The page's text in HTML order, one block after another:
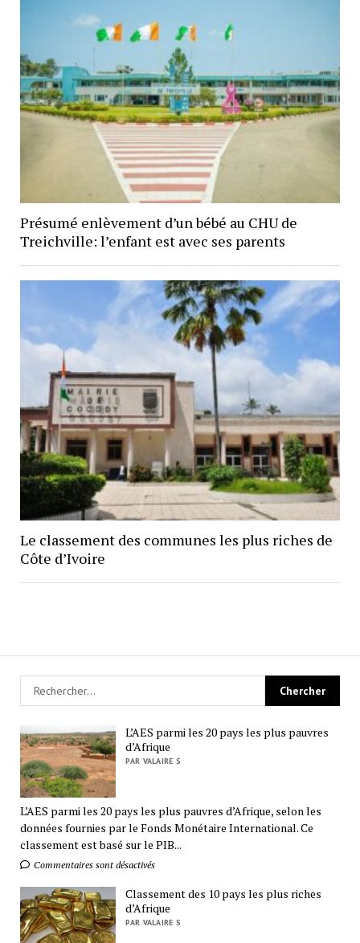
Présumé enlèvement d’un bébé au CHU de
Treichville: l’enfant est avec ses parents
Le classement des communes les plus riches de
Côte d’Ivoire
L’AES parmi les 20 pays les plus pauvres
d’Afrique
PAR VALAIRE S
L’AES parmi les 20 pays les plus pauvres d’Afrique, selon les
données fournies par le Fonds Monétaire International. Ce
classement est basé sur le PIB...
Commentaires sont désactivés
Classement des 10 pays les plus riches
d’Afrique
PAR VALAIRE S